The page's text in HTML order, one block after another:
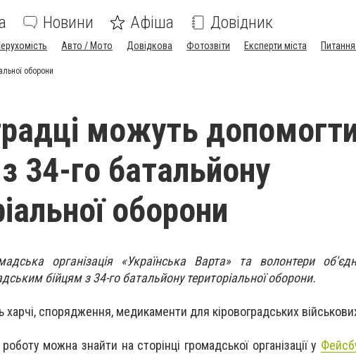
Новини Афіша Довідник
Авто / Мото Довідкова Фотозвіти Експерти міста
оборони
можуть
34-го батальйону
оборони
організація «Українська Варта» та волонтери
бійцям з 34-го батальйону територіальної оборони.
спорядження, медикаменти для кіровоградських
можна знайти на сторінці громадської організації у